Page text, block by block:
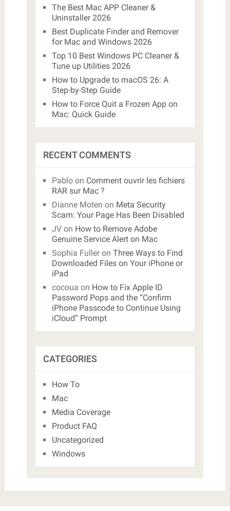
The Best Mac APP Cleaner &
Uninstaller 2026
Best Duplicate Finder and Remover
for Mac and Windows 2026
Top 10 Best Windows PC Cleaner &
Tune up Utilities 2026
How to Upgrade to macOS 26: A
Step-by-Step Guide
How to Force Quit a Frozen App on
Mac: Quick Guide
RECENT COMMENTS
Pabloon Comment ouvrir les fichiers
RAR sur Mac ?
Dianne Moten on Meta Security
Scam: Your Page Has Been Disabled
JVon How to Remove Adobe
Genuine Service Alert on Mac
Sophia Fulleron Three Ways to Find
Downloaded Files on Your iPhone or
iPad
cocoua on How to Fix Apple ID
Password Pops and the “Confirm
iPhone Passcode to Continue Using
iCloud” Prompt
CATEGORIES
How To
Mac
Media Coverage
Product FAQ
Uncategorized
Windows